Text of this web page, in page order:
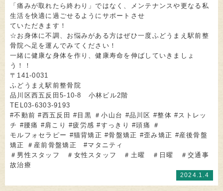
「痛みが取れたら終わり」ではなく、メンテナンスや更なる私
生活を快適に過ごせるようにサポートさせ
ていただきます！
☆お身体に不調、お悩みがある方はぜひ一度ふどうまえ駅前整
骨院へ足を運んでみてください！
一緒に健康な身体を作り、健康寿命を伸ばしていきましょ
う！！
〒141-0031
ふどうまえ駅前整骨院
品川区西五反田5-10-8 小林ビル2階
TEL03-6303-9193
#不動前 #西五反田 #目黒 ＃小山台 #品川区 #整体 #ストレッ
チ #腰痛 #肩こり #疲労感 #すっきり #頭痛 ＃
モルフォセラピー #猫背矯正 #骨盤矯正 #歪み矯正 #産後骨盤
矯正 ＃産前骨盤矯正 #マタニティ
＃男性スタッフ ＃女性スタッフ ＃土曜 ＃日曜 ＃交通事
故治療
2024.1.4